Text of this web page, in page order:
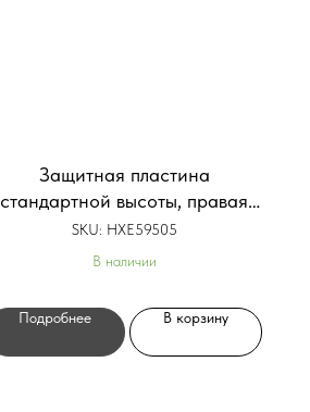
Защитная пластина
стандартной высоты, правая
сторона HXE59505
SKU: HXE59505
В наличии
Подробнее В корзину